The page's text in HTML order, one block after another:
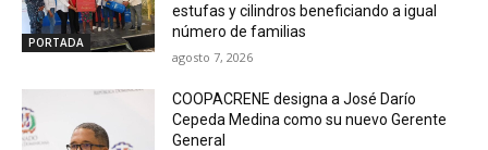
PORTADA
estufas y cilindros beneficiando a igual
número de familias
agosto 7, 2026
COOPACRENE designa a José Darío
Cepeda Medina como su nuevo Gerente
General